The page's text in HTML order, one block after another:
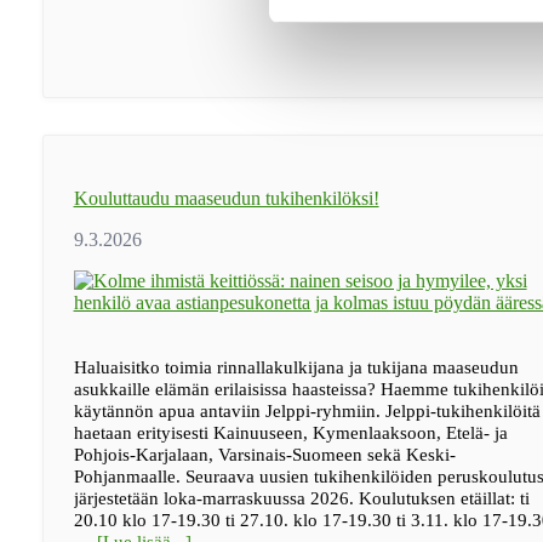
Kouluttaudu maaseudun tukihenkilöksi!
Haluaisitko toimia rinnallakulkijana ja tukijana maaseudun
asukkaille elämän erilaisissa haasteissa? Haemme
käytännön apua antaviin Jelppi-ryhmiin. Jelppi-tukihenkilöitä
haetaan erityisesti Kainuuseen, Kymenlaaksoon, Etelä- ja
Pohjois-Karjalaan, Varsinais-Suomeen sekä Keski-
Pohjanmaalle. Seuraava uusien tukihenkilöiden peruskoulutus
järjestetään loka-marraskuussa 2026. Koulutuksen etäillat: ti
20.10 klo 17-19.30 ti 27.10. klo 17-19.30 ti 3.11. klo 17-